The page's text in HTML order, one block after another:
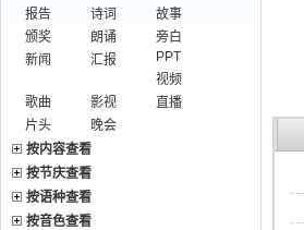
报告
诗词
故事
颁奖
朗诵
旁白
新闻
汇报
PPT
视频
歌曲
影视
直播
片头
晚会
按内容查看
按节庆查看
按语种查看
按音色查看